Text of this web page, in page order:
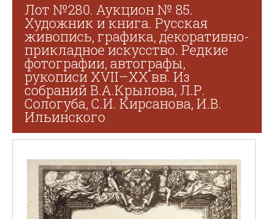
Лот №280. Аукцион № 85.
Художник и книга. Русская
живопись, графика, декоративно-
прикладное искусство. Редкие
фотографии, автографы,
рукописи XVII–XX вв. Из
собраний В.А.Крылова, Л.Р.
Сологуба, С.И. Кирсанова, И.В.
Ильинского